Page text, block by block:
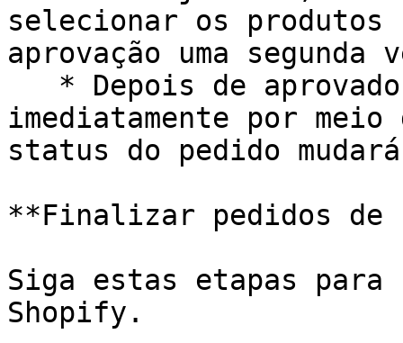
selecionar os produtos
aprovação uma segunda
imediatamente por
status do pedido
**Finalizar pedidos de
Siga estas etapas
Shopify.